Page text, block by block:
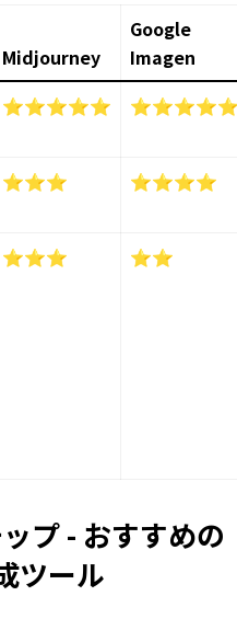
Midjourney
Google
Imagen
⭐⭐⭐⭐⭐
⭐⭐⭐ ⭐⭐⭐⭐
⭐⭐⭐ ⭐⭐
プ - おすすめの
ツール